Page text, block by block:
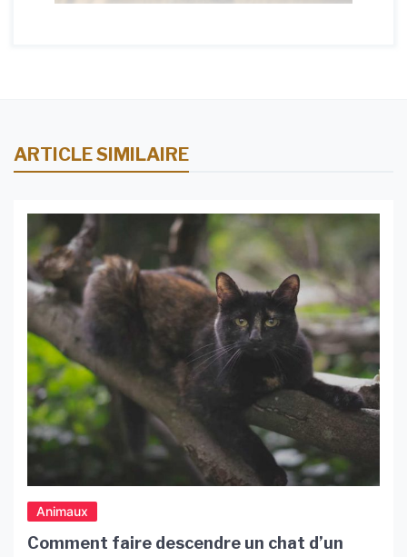
ARTICLE SIMILAIRE
Animaux
Comment faire descendre un chat d’un